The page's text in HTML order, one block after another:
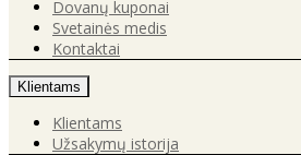
Dovanų kuponai
Svetainės medis
Kontaktai
Klientams
Klientams
Užsakymų istorija